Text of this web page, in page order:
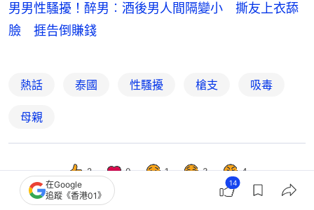
男男性騷擾！醉男︰酒後男人間隔變小 撕友上衣舔
臉 捱告倒賺錢
熱話 泰國 性騷擾 槍支 吸毒
母親
2 0 1 3
4
在Google
追蹤《香港01》
14